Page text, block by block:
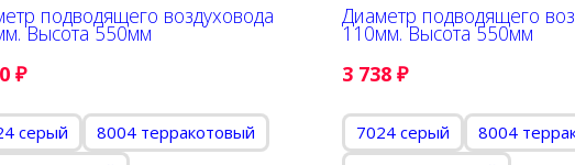
подводящего воздуховода
Высота 550мм
₽
серый
8004 терракотовый
Диаметр подводящего
110мм. Высота 550мм
3 738₽
7024 серый
8004